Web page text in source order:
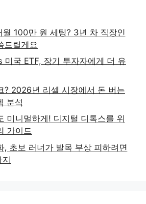
월 100만 원 세팅? 3년 차 직장인
드릴게요
미국 ETF, 장기 투자자에게 더 유
? 2026년 리셀 시장에서 돈 버는
분석
미니멀하게! 디지털 디톡스를 위
가이드
, 초보 러너가 발목 부상 피하려면
지